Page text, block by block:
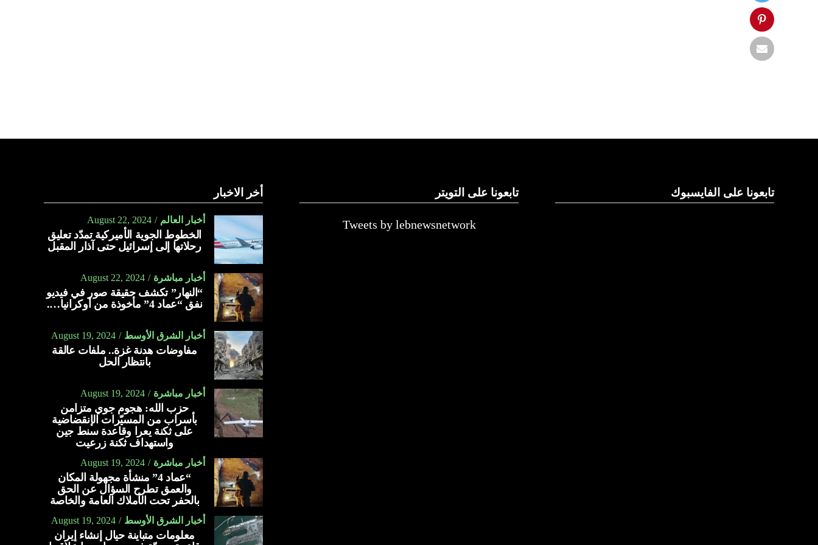
تابعونا على الفايسبوك تابعونا على التويتر
Tweets by lebnewsnetwork
أخر الاخبار
أخبار العالم August 22, 2024
الخطوط الجوية الأميركية تمدّد تعليق
رحلاتها إلى إسرائيل حتى آذار المقبل
أخبار مباشرة August 22, 2024
“النهار” تكشف حقيقة صور في فيديو
نفق “عماد 4” مأخوذة من أوكرانيا….
أخبار الشرق الأوسط August 19, 2024
مفاوضات هدنة غزة.. ملفات عالقة
بانتظار الحل
أخبار مباشرة August 19, 2024
حزب الله: هجوم جوي متزامن
بأسراب من المسيّرات الإنقضاضية
على ثكنة يعرا وقاعدة سنط جين
واستهداف ثكنة زرعيت
أخبار مباشرة August 19, 2024
“عماد 4” منشأة مجهولة المكان
والعمق تطرح السؤال عن الحق
بالحفر تحت الأملاك العامة والخاصة
أخبار الشرق الأوسط August 19, 2024
معلومات متباينة حيال إنشاء إيران